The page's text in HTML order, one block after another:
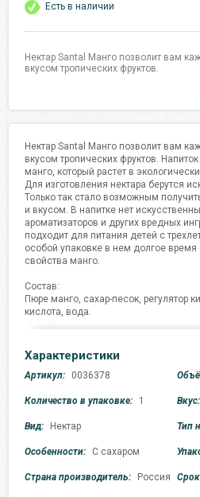
Есть в наличии
Нектар Santal Манго позволит вам
вкусом тропических фруктов.
Нектар Santal Манго позволит вам
вкусом тропических фруктов.
манго, который растет в
Для изготовления нектара берутся
Только так стало возможным
и вкусом. В напитке нет
ароматизаторов и других вредных
подходит для питания детей с
особой упаковке в нем долгое
свойства манго.
Состав:
Пюре манго, сахар-песок, регулятор
кислота, вода.
Характеристики
Артикул: 0036378
Количество в упаковке: 1 Вкус:
Вид: Нектар Тип
Особенности: С сахаром
Страна производитель: Россия